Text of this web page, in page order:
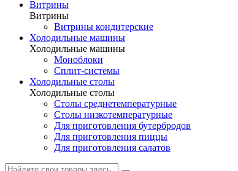
Витрины
Витрины
Витрины кондитерские
Холодильные машины
Холодильные машины
Моноблоки
Сплит-системы
Холодильные столы
Холодильные столы
Столы среднетемпературные
Столы низкотемпературные
Для приготовления бутербродов
Для приготовления пиццы
Для приготовления салатов